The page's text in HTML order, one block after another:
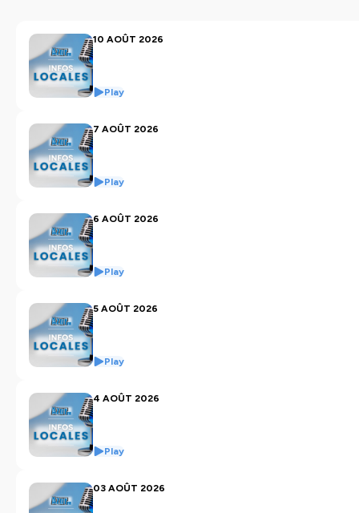
10 AOÛT 2026
Play
7 AOÛT 2026
Play
6 AOÛT 2026
Play
5 AOÛT 2026
Play
4 AOÛT 2026
Play
03 AOÛT 2026